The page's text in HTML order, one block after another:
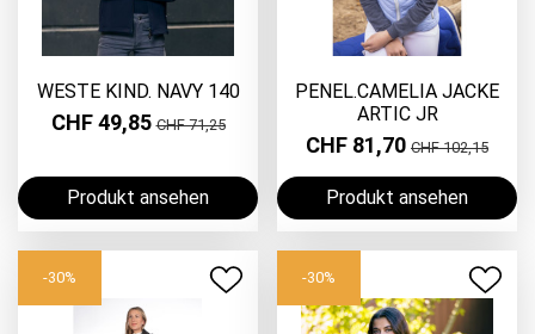
WESTE KIND. NAVY 140
CHF 49,85CHF 71,25
Produkt ansehen
PENEL.CAMELIA JACKE
ARTIC JR
CHF 81,70 CHF 102,15
Produkt ansehen
-30% -30%